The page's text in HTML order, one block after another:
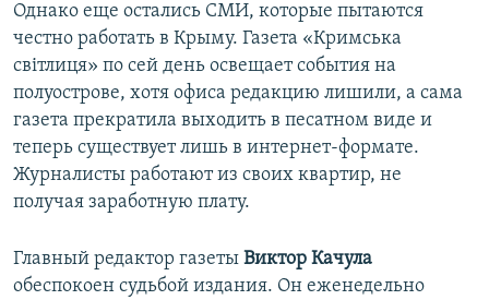
Однако еще остались СМИ, которые пытаются
честно работать в Крыму. Газета «Кримська
світлиця» по сей день освещает события на
полуострове, хотя офиса редакцию лишили, а сама
газета прекратила выходить в песатном виде и
теперь существует лишь в интернет-формате.
Журналисты работают из своих квартир, не
получая заработную плату.
Главный редактор газеты Виктор Качула
обеспокоен судьбой издания. Он еженедельно